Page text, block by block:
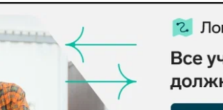
Реклама в «Ъ»